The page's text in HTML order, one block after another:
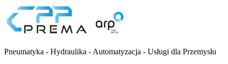
Pneumatyka - Hydraulika - Automatyzacja - Usługi dla Przemysłu